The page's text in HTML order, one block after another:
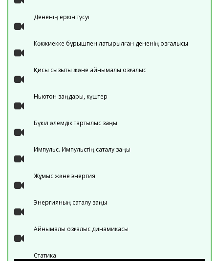
Дененің еркін түсуі
Көкжиекке бұрышпен лақтырылған дененің қозғалысы
Қисық сызықты және айнымалы қозғалыс
Ньютон заңдары, күштер
Бүкіл әлемдік тартылыс заңы
Импульс. Импульстің сақталу заңы
Жұмыс және энергия
Энергияның сақталу заңы
Айнымалы қозғалыс динамикасы
Статика